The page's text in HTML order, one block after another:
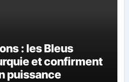
: les Bleus
et confirment
puissance